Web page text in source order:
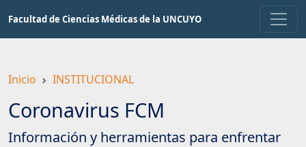
contenido
Facultad de Ciencias Médicas de la UNCUYO
Inicio INSTITUCIONAL
Coronavirus FCM
Información y herramientas para enfrentar